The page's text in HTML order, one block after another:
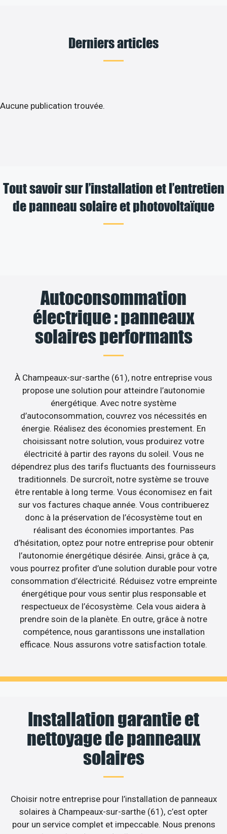
Derniers articles
Aucune publication trouvée.
Tout savoir sur l’installation et l’entretien
de panneau solaire et photovoltaïque
Autoconsommation
électrique : panneaux
solaires performants
À Champeaux-sur-sarthe (61), notre entreprise vous
propose une solution pour atteindre l’autonomie
énergétique. Avec notre système
d’autoconsommation, couvrez vos nécessités en
énergie. Réalisez des économies prestement. En
choisissant notre solution, vous produirez votre
électricité à partir des rayons du soleil. Vous ne
dépendrez plus des tarifs fluctuants des fournisseurs
traditionnels. De surcroît, notre système se trouve
être rentable à long terme. Vous économisez en fait
sur vos factures chaque année. Vous contribuerez
donc à la préservation de l’écosystème tout en
réalisant des économies importantes. Pas
d’hésitation, optez pour notre entreprise pour obtenir
l’autonomie énergétique désirée. Ainsi, grâce à ça,
vous pourrez profiter d’une solution durable pour votre
consommation d’électricité. Réduisez votre empreinte
énergétique pour vous sentir plus responsable et
respectueux de l’écosystème. Cela vous aidera à
prendre soin de la planète. En outre, grâce à notre
compétence, nous garantissons une installation
efficace. Nous assurons votre satisfaction totale.
Installation garantie et
nettoyage de panneaux
solaires
Choisir notre entreprise pour l’installation de panneaux
solaires à Champeaux-sur-sarthe (61), c’est opter
pour un service complet et impeccable. Nous prenons